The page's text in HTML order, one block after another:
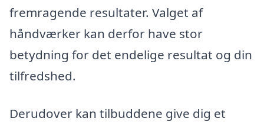
fremragende resultater. Valget af
håndværker kan derfor have stor
betydning for det endelige resultat og din
tilfredshed.
Derudover kan tilbuddene give dig et